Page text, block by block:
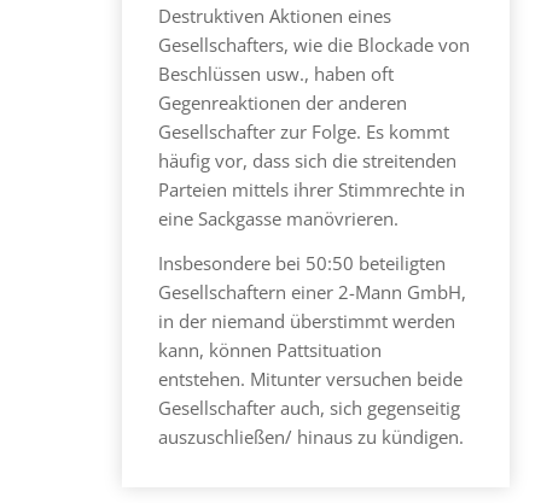
Destruktiven Aktionen eines
Gesellschafters, wie die Blockade von
Beschlüssen usw., haben oft
Gegenreaktionen der anderen
Gesellschafter zur Folge. Es kommt
häufig vor, dass sich die streitenden
Parteien mittels ihrer Stimmrechte in
eine Sackgasse manövrieren.
Insbesondere bei 50:50 beteiligten
Gesellschaftern einer 2-Mann GmbH,
in der niemand überstimmt werden
kann, können Pattsituation
entstehen. Mitunter versuchen beide
Gesellschafter auch, sich gegenseitig
auszuschließen/ hinaus zu kündigen.